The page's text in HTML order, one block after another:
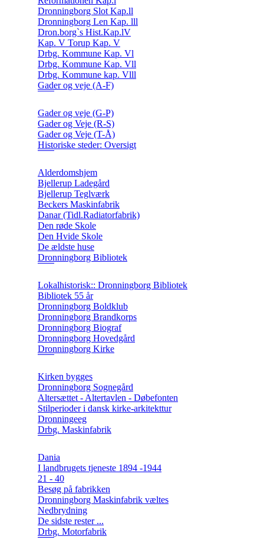
Dronningborg Slot Kap.ll
Dronningborg Len Kap. lll
Dron.borg`s Hist.Kap.lV
Kap. V Torup Kap. V
Drbg. Kommune Kap. Vl
Drbg. Kommune Kap. Vll
Drbg. Kommune kap. Vlll
Gader og veje (A-F)
Gader og veje (G-P)
Gader og Veje (R-S)
Gader og Veje (T-Å)
Historiske steder: Oversigt
Alderdomshjem
Bjellerup Ladegård
Bjellerup Teglværk
Beckers Maskinfabrik
Danar (Tidl.Radiatorfabrik)
Den røde Skole
Den Hvide Skole
De ældste huse
Dronningborg Bibliotek
Lokalhistorisk:: Dronningborg Bibliotek
Bibliotek 55 år
Dronningborg Boldklub
Dronningborg Brandkorps
Dronningborg Biograf
Dronningborg Hovedgård
Dronningborg Kirke
Kirken bygges
Dronningborg Sognegård
Altersættet - Altertavlen - Døbefonten
Stilperioder i dansk kirke-arkitekttur
Dronningeeg
Drbg. Maskinfabrik
Dania
I landbrugets tjeneste 1894 -1944
21 - 40
Besøg på fabrikken
Dronningborg Maskinfabrik væltes
Nedbrydning
De sidste rester ...
Drbg. Motorfabrik